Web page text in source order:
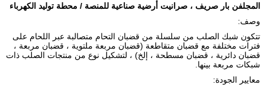
المجلفن بار صريف ، صرانيت أرضية صناعية للمنصة / محطة توليد الكهرباء
وصف:
تتكون شبك الصلب من سلسلة من قضبان التحام متصالبة عبر اللحام على
فترات مختلفة مع قضبان متقاطعة (قضبان مربعة ملتوية ، قضبان مربعة ،
قضبان دائرية ، قضبان مسطحة ، إلخ) ، لتشكيل نوع من منتجات الصلب ذات
شبكات مربعة بينها.
معايير الجودة: